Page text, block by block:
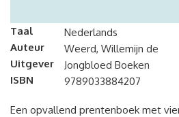
Taal
Nederlands
Auteur
Weerd, Willemijn de
Uitgever
Jongbloed Boeken
ISBN
9789033884207
Een opvallend prentenboek met